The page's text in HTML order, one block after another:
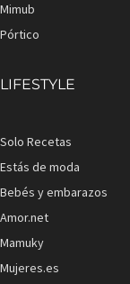
Mimub
Pórtico
LIFESTYLE
Solo Recetas
Estás de moda
Bebés y embarazos
Amor.net
Mamuky
Mujeres.es